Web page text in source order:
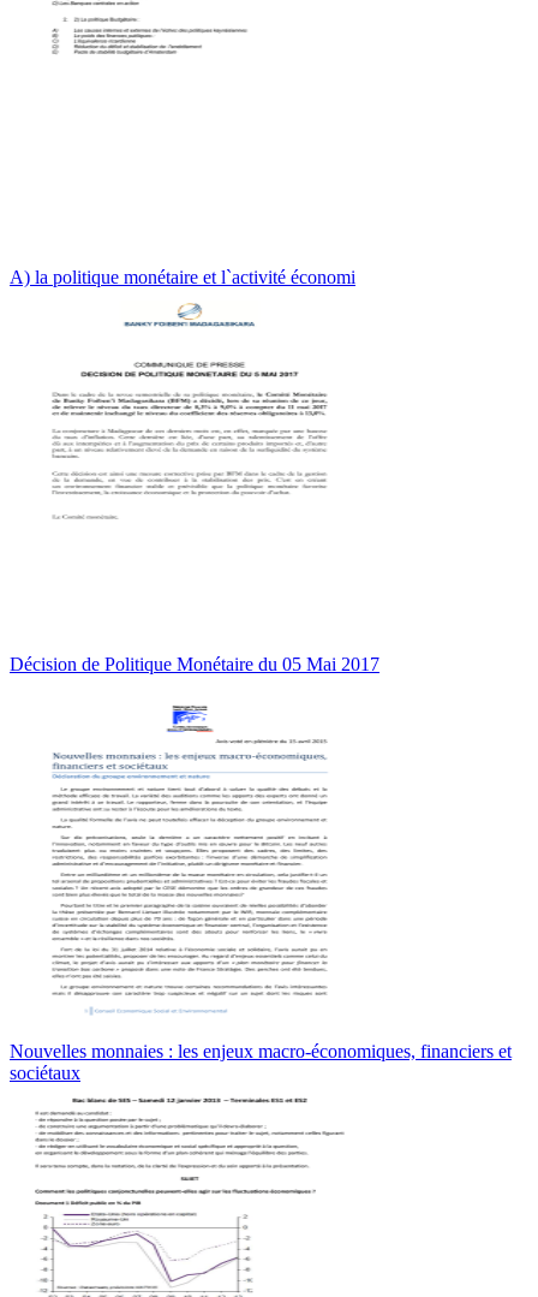
A) la politique monétaire et l`activité économi
Décision de Politique Monétaire du 05 Mai 2017
Nouvelles monnaies : les enjeux macro-économiques, financiers et
sociétaux